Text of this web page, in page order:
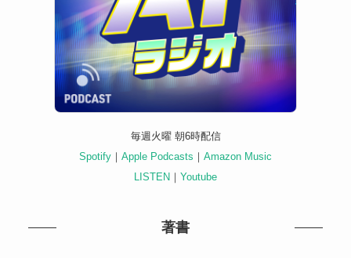
毎週火曜 朝6時配信
Spotify ｜ Apple Podcasts ｜ Amazon Music
LISTEN ｜ Youtube
著書